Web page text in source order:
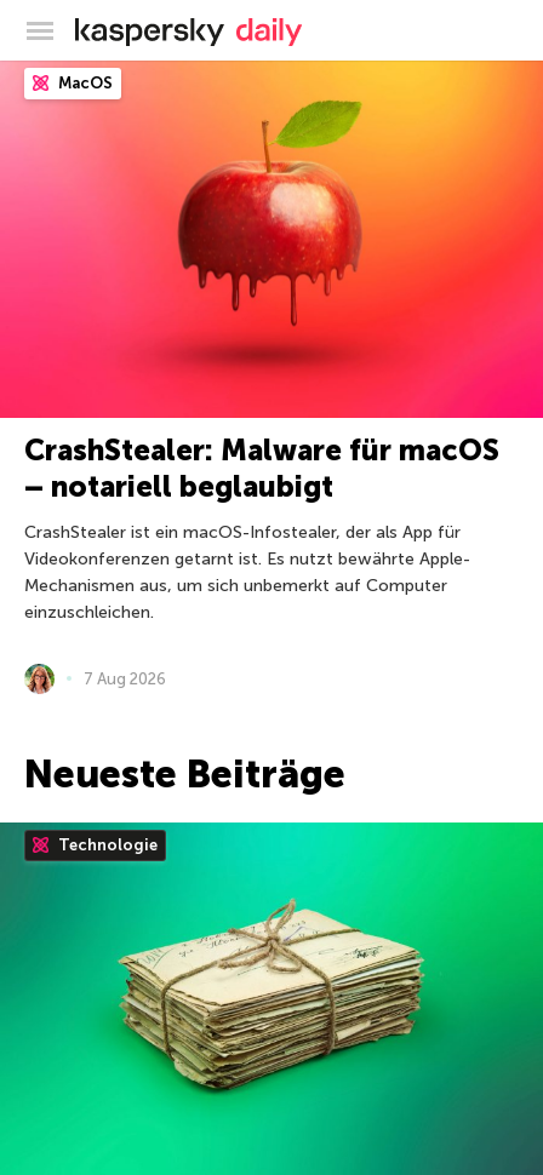
Offizieller Blog von Kaspersky
MacOS
CrashStealer: Malware für macOS
– notariell beglaubigt
CrashStealer ist ein macOS-Infostealer, der als App für
Videokonferenzen getarnt ist. Es nutzt bewährte Apple-
Mechanismen aus, um sich unbemerkt auf Computer
einzuschleichen.
7 Aug 2026
Neueste Beiträge
Technologie